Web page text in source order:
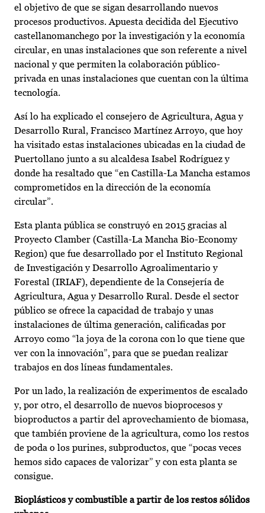
el objetivo de que se sigan desarrollando nuevos
procesos productivos. Apuesta decidida del Ejecutivo
castellanomanchego por la investigación y la economía
circular, en unas instalaciones que son referente a nivel
nacional y que permiten la colaboración público-
privada en unas instalaciones que cuentan con la última
tecnología.
Así lo ha explicado el consejero de Agricultura, Agua y
Desarrollo Rural, Francisco Martínez Arroyo, que hoy
ha visitado estas instalaciones ubicadas en la ciudad de
Puertollano junto a su alcaldesa Isabel Rodríguez y
donde ha resaltado que “en Castilla-La Mancha estamos
comprometidos en la dirección de la economía
circular”.
Esta planta pública se construyó en 2015 gracias al
Proyecto Clamber (Castilla-La Mancha Bio-Economy
Region) que fue desarrollado por el Instituto Regional
de Investigación y Desarrollo Agroalimentario y
Forestal (IRIAF), dependiente de la Consejería de
Agricultura, Agua y Desarrollo Rural. Desde el sector
público se ofrece la capacidad de trabajo y unas
instalaciones de última generación, calificadas por
Arroyo como “la joya de la corona con lo que tiene que
ver con la innovación”, para que se puedan realizar
trabajos en dos líneas fundamentales.
Por un lado, la realización de experimentos de escalado
y, por otro, el desarrollo de nuevos bioprocesos y
bioproductos a partir del aprovechamiento de biomasa,
que también proviene de la agricultura, como los restos
de poda o los purines, subproductos, que “pocas veces
hemos sido capaces de valorizar” y con esta planta se
consigue.
Bioplásticos y combustible a partir de los restos sólidos